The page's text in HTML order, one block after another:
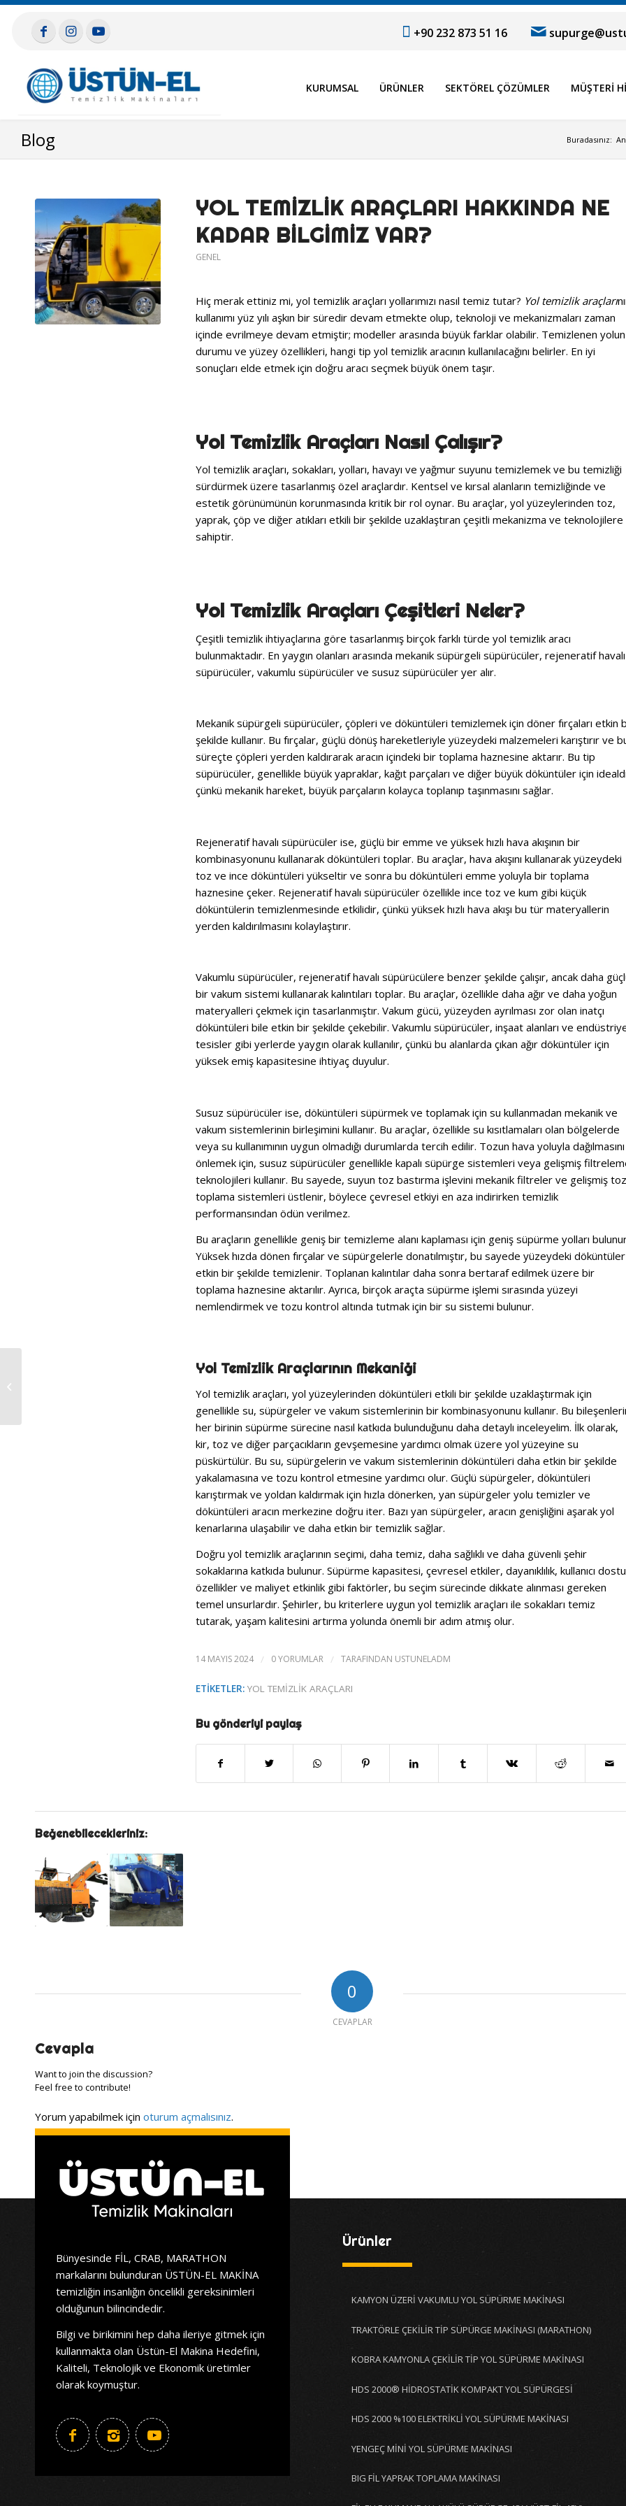
+90 232 873 51 16
KURUMSAL ÜRÜNLER SEKTÖREL ÇÖZÜMLER MÜŞTERI
Blog Buradasınız:
YOL TEMIZLIK ARAÇLARI HAKKINDA NE
KADAR BILGIMIZ VAR?
GENEL
Hiç merak ettiniz mi, yol temizlik araçları yollarımızı nasıl temiz tutar? Yol temizlik araçları
kullanımı yüz yılı aşkın bir süredir devam etmekte olup, teknoloji ve mekanizmaları zaman
içinde evrilmeye devam etmiştir; modeller arasında büyük farklar olabilir. Temizlenen yolun
durumu ve yüzey özellikleri, hangi tip yol temizlik aracının kullanılacağını belirler. En iyi
sonuçları elde etmek için doğru aracı seçmek büyük önem taşır.
Yol Temizlik Araçları Nasıl Çalışır?
Yol temizlik araçları, sokakları, yolları, havayı ve yağmur suyunu temizlemek ve bu temizliği
sürdürmek üzere tasarlanmış özel araçlardır. Kentsel ve kırsal alanların temizliğinde ve
estetik görünümünün korunmasında kritik bir rol oynar. Bu araçlar, yol yüzeylerinden toz,
yaprak, çöp ve diğer atıkları etkili bir şekilde uzaklaştıran çeşitli mekanizma ve teknolojilere
sahiptir.
Yol Temizlik Araçları Çeşitleri Neler?
Çeşitli temizlik ihtiyaçlarına göre tasarlanmış birçok farklı türde yol temizlik aracı
bulunmaktadır. En yaygın olanları arasında mekanik süpürgeli süpürücüler, rejeneratif havalı
süpürücüler, vakumlu süpürücüler ve susuz süpürücüler yer alır.
Mekanik süpürgeli süpürücüler, çöpleri ve döküntüleri temizlemek için döner fırçaları etkin
şekilde kullanır. Bu fırçalar, güçlü dönüş hareketleriyle yüzeydeki malzemeleri karıştırır ve
süreçte çöpleri yerden kaldırarak aracın içindeki bir toplama haznesine aktarır. Bu tip
süpürücüler, genellikle büyük yapraklar, kağıt parçaları ve diğer büyük döküntüler için
çünkü mekanik hareket, büyük parçaların kolayca toplanıp taşınmasını sağlar.
Rejeneratif havalı süpürücüler ise, güçlü bir emme ve yüksek hızlı hava akışının bir
kombinasyonunu kullanarak döküntüleri toplar. Bu araçlar, hava akışını kullanarak yüzeydeki
toz ve ince döküntüleri yükseltir ve sonra bu döküntüleri emme yoluyla bir toplama
haznesine çeker. Rejeneratif havalı süpürücüler özellikle ince toz ve kum gibi küçük
döküntülerin temizlenmesinde etkilidir, çünkü yüksek hızlı hava akışı bu tür materyallerin
yerden kaldırılmasını kolaylaştırır.
Vakumlu süpürücüler, rejeneratif havalı süpürücülere benzer şekilde çalışır, ancak daha
bir vakum sistemi kullanarak kalıntıları toplar. Bu araçlar, özellikle daha ağır ve daha yoğun
materyalleri çekmek için tasarlanmıştır. Vakum gücü, yüzeyden ayrılması zor olan inatçı
döküntüleri bile etkin bir şekilde çekebilir. Vakumlu süpürücüler, inşaat alanları ve
tesisler gibi yerlerde yaygın olarak kullanılır, çünkü bu alanlarda çıkan ağır döküntüler için
yüksek emiş kapasitesine ihtiyaç duyulur.
Susuz süpürücüler ise, döküntüleri süpürmek ve toplamak için su kullanmadan mekanik ve
vakum sistemlerinin birleşimini kullanır. Bu araçlar, özellikle su kısıtlamaları olan bölgelerde
veya su kullanımının uygun olmadığı durumlarda tercih edilir. Tozun hava yoluyla dağılmasını
önlemek için, susuz süpürücüler genellikle kapalı süpürge sistemleri veya gelişmiş
teknolojileri kullanır. Bu sayede, suyun toz bastırma işlevini mekanik filtreler ve gelişmiş toz
toplama sistemleri üstlenir, böylece çevresel etkiyi en aza indirirken temizlik
performansından ödün verilmez.
Bu araçların genellikle geniş bir temizleme alanı kaplaması için geniş süpürme yolları
Yüksek hızda dönen fırçalar ve süpürgelerle donatılmıştır, bu sayede yüzeydeki döküntüler
etkin bir şekilde temizlenir. Toplanan kalıntılar daha sonra bertaraf edilmek üzere bir
toplama haznesine aktarılır. Ayrıca, birçok araçta süpürme işlemi sırasında yüzeyi
nemlendirmek ve tozu kontrol altında tutmak için bir su sistemi bulunur.
Yol Temizlik Araçlarının Mekaniği
Yol temizlik araçları, yol yüzeylerinden döküntüleri etkili bir şekilde uzaklaştırmak için
genellikle su, süpürgeler ve vakum sistemlerinin bir kombinasyonunu kullanır. Bu
her birinin süpürme sürecine nasıl katkıda bulunduğunu daha detaylı inceleyelim. İlk olarak,
kir, toz ve diğer parçacıkların gevşemesine yardımcı olmak üzere yol yüzeyine su
püskürtülür. Bu su, süpürgelerin ve vakum sistemlerinin döküntüleri daha etkin bir şekilde
yakalamasına ve tozu kontrol etmesine yardımcı olur. Güçlü süpürgeler, döküntüleri
karıştırmak ve yoldan kaldırmak için hızla dönerken, yan süpürgeler yolu temizler ve
döküntüleri aracın merkezine doğru iter. Bazı yan süpürgeler, aracın genişliğini aşarak yol
kenarlarına ulaşabilir ve daha etkin bir temizlik sağlar.
Doğru yol temizlik araçlarının seçimi, daha temiz, daha sağlıklı ve daha güvenli şehir
sokaklarına katkıda bulunur. Süpürme kapasitesi, çevresel etkiler, dayanıklılık, kullanıcı dostu
özellikler ve maliyet etkinlik gibi faktörler, bu seçim sürecinde dikkate alınması gereken
temel unsurlardır. Şehirler, bu kriterlere uygun yol temizlik araçları ile sokakları temiz
tutarak, yaşam kalitesini artırma yolunda önemli bir adım atmış olur.
14 MAYIS 2024 / 0 YORUMLAR / TARAFINDAN USTUNELADM
ETIKETLER: YOL TEMIZLIK ARAÇLARI
Bu gönderiyi paylaş
Beğenebilecekleriniz:
0
CEVAPLAR
Cevapla
Want to join the discussion?
Feel free to contribute!
Yorum yapabilmek için oturum açmalısınız.
Bünyesinde FİL, CRAB, MARATHON
markalarını bulunduran ÜSTÜN-EL MAKİNA
temizliğin insanlığın öncelikli gereksinimleri
olduğunun bilincindedir.
Bilgi ve birikimini hep daha ileriye gitmek için
kullanmakta olan Üstün-El Makina Hedefini,
Kaliteli, Teknolojik ve Ekonomik üretimler
olarak koymuştur.
Ürünler
KAMYON ÜZERİ VAKUMLU YOL SÜPÜRME MAKİNASI
TRAKTÖRLE ÇEKİLİR TİP SÜPÜRGE MAKİNASI (MARATHON)
KOBRA KAMYONLA ÇEKİLİR TİP YOL SÜPÜRME MAKİNASI
HDS 2000® HİDROSTATİK KOMPAKT YOL SÜPÜRGESİ
HDS 2000 %100 ELEKTRİKLİ YOL SÜPÜRME MAKİNASI
YENGEÇ MİNİ YOL SÜPÜRME MAKİNASI
BIG FİL YAPRAK TOPLAMA MAKİNASI